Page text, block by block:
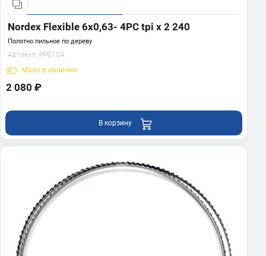
Nordex Flexible 6х0,63- 4PC tpi x 2 240
Полотно пильное по дереву
Артикул: PP010A
Мало в наличии
2 080 ₽
В корзину